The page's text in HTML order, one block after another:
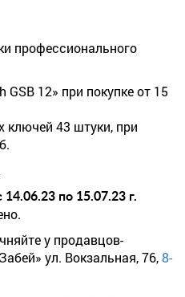
профессионального
GSB 12» при покупке от 15
ключей 43 штуки, при
по 15.07.23 г.
у продавцов-
ул. Вокзальная, 76,8-